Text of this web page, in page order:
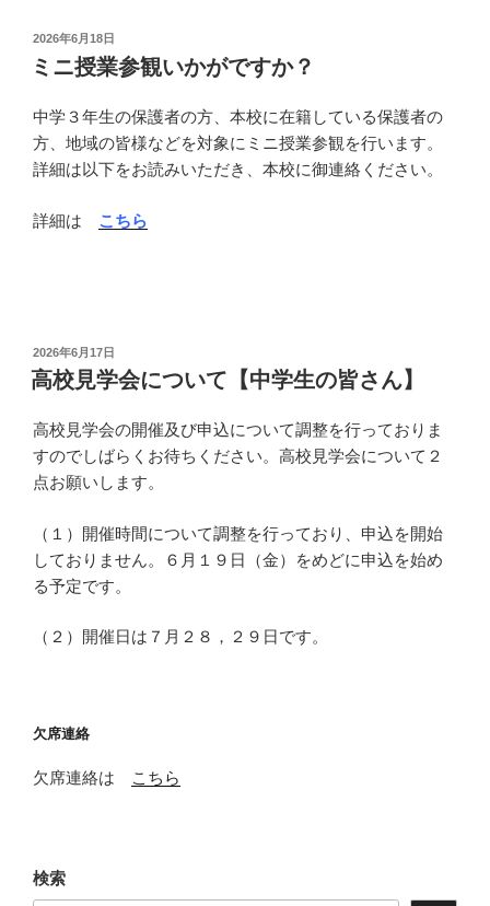
投
稿
日:
2026年6月18日
ミニ授業参観いかがですか？
中学３年生の保護者の方、本校に在籍している保護者の
方、地域の皆様などを対象にミニ授業参観を行います。
詳細は以下をお読みいただき、本校に御連絡ください。
詳細は こちら
投
稿
日:
2026年6月17日
高校見学会について【中学生の皆さん】
高校見学会の開催及び申込について調整を行っておりま
すのでしばらくお待ちください。高校見学会について２
点お願いします。
（１）開催時間について調整を行っており、申込を開始
しておりません。６月１９日（金）をめどに申込を始め
る予定です。
（２）開催日は７月２８，２９日です。
欠席連絡
欠席連絡は こちら
検索